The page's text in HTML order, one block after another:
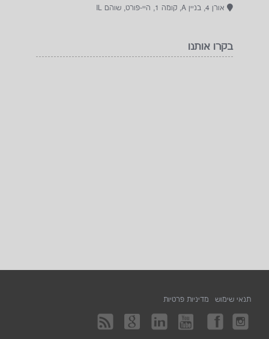
אורן 4, בניין A, קומה 1, היי-פורט, שוהם IL
בקרו אותנו
תנאי שימוש מדיניות פרטיות